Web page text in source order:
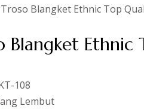
Blangket Ethnic Top
Blangket Ethnic
108
Lembut